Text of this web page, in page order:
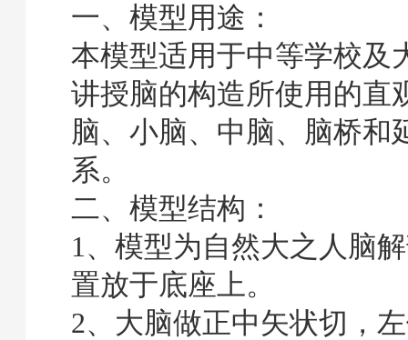
一、模型用途：
本模型适用于中等学校及
讲授脑的构造所使用的直
脑、小脑、中脑、脑桥和
系。
二、模型结构：
1、模型为自然大之人脑
置放于底座上。
2、大脑做正中矢状切，